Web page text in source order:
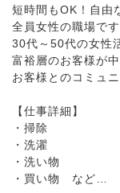
短時間もOK！自由
全員女性の職場で
30代～50代の女性
富裕層のお客様が
お客様とのコミュ
【仕事詳細】
・掃除
・洗濯
・洗い物
・買い物 など…